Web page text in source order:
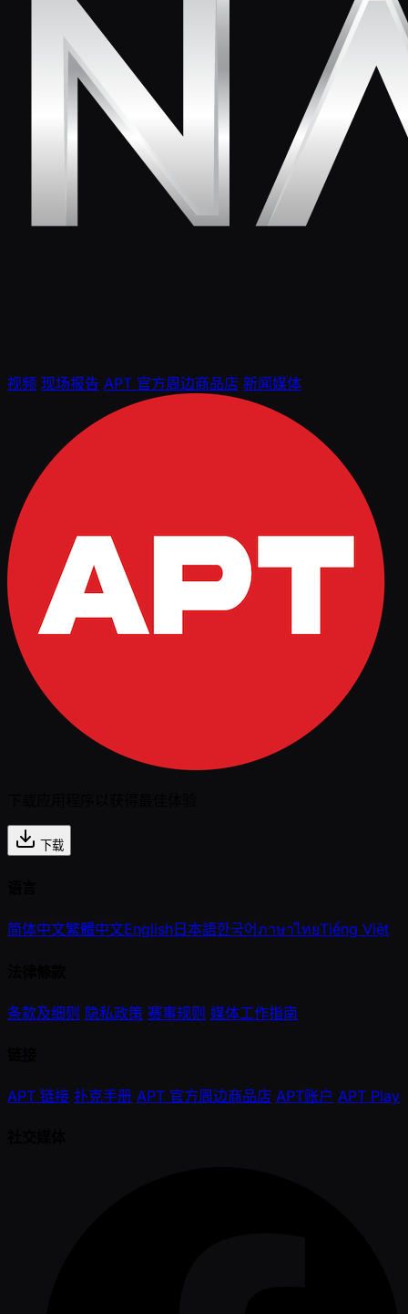
视频 现场报告 APT 官方周边商品店 新闻媒体
下载
简体中文繁體中文English日本語한국어ภาษาไทยTiếng Việt
条款及细则 隐私政策 赛事规则 媒体工作指南
APT 链接 扑克手册 APT 官方周边商品店 APT账户 APT Play